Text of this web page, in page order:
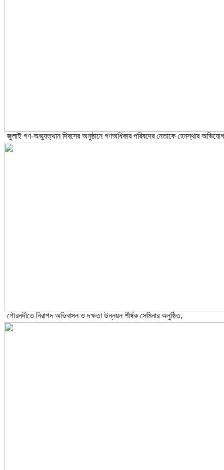
জুলাই গণ-অভ্যুত্থান দিবসের অনুষ্ঠানে গণঅধিকার পরিষদের নেতাকে হেনস্থার অভিযোগ
গৌরনদীতে নিরাপদ অভিবাসন ও দক্ষতা উন্নয়ন শীর্ষক সেমিনার অনুষ্ঠিত,